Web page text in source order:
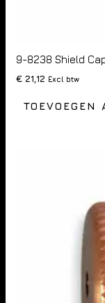
9-8238 Shield
€ 21,12 Excl btw
TOEVOEGEN